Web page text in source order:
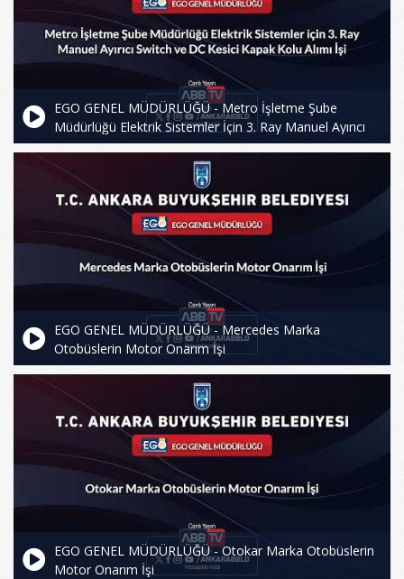
EGO GENEL MÜDÜRLÜĞÜ - Metro İşletme Şube
Müdürlüğü Elektrik Sistemler İçin 3. Ray Manuel Ayırıcı
Switch ve DC Kesici Kapak Kolu Alımı İşi
EGO GENEL MÜDÜRLÜĞÜ - Mercedes Marka
Otobüslerin Motor Onarım İşi
EGO GENEL MÜDÜRLÜĞÜ - Otokar Marka Otobüslerin
Motor Onarım İşi